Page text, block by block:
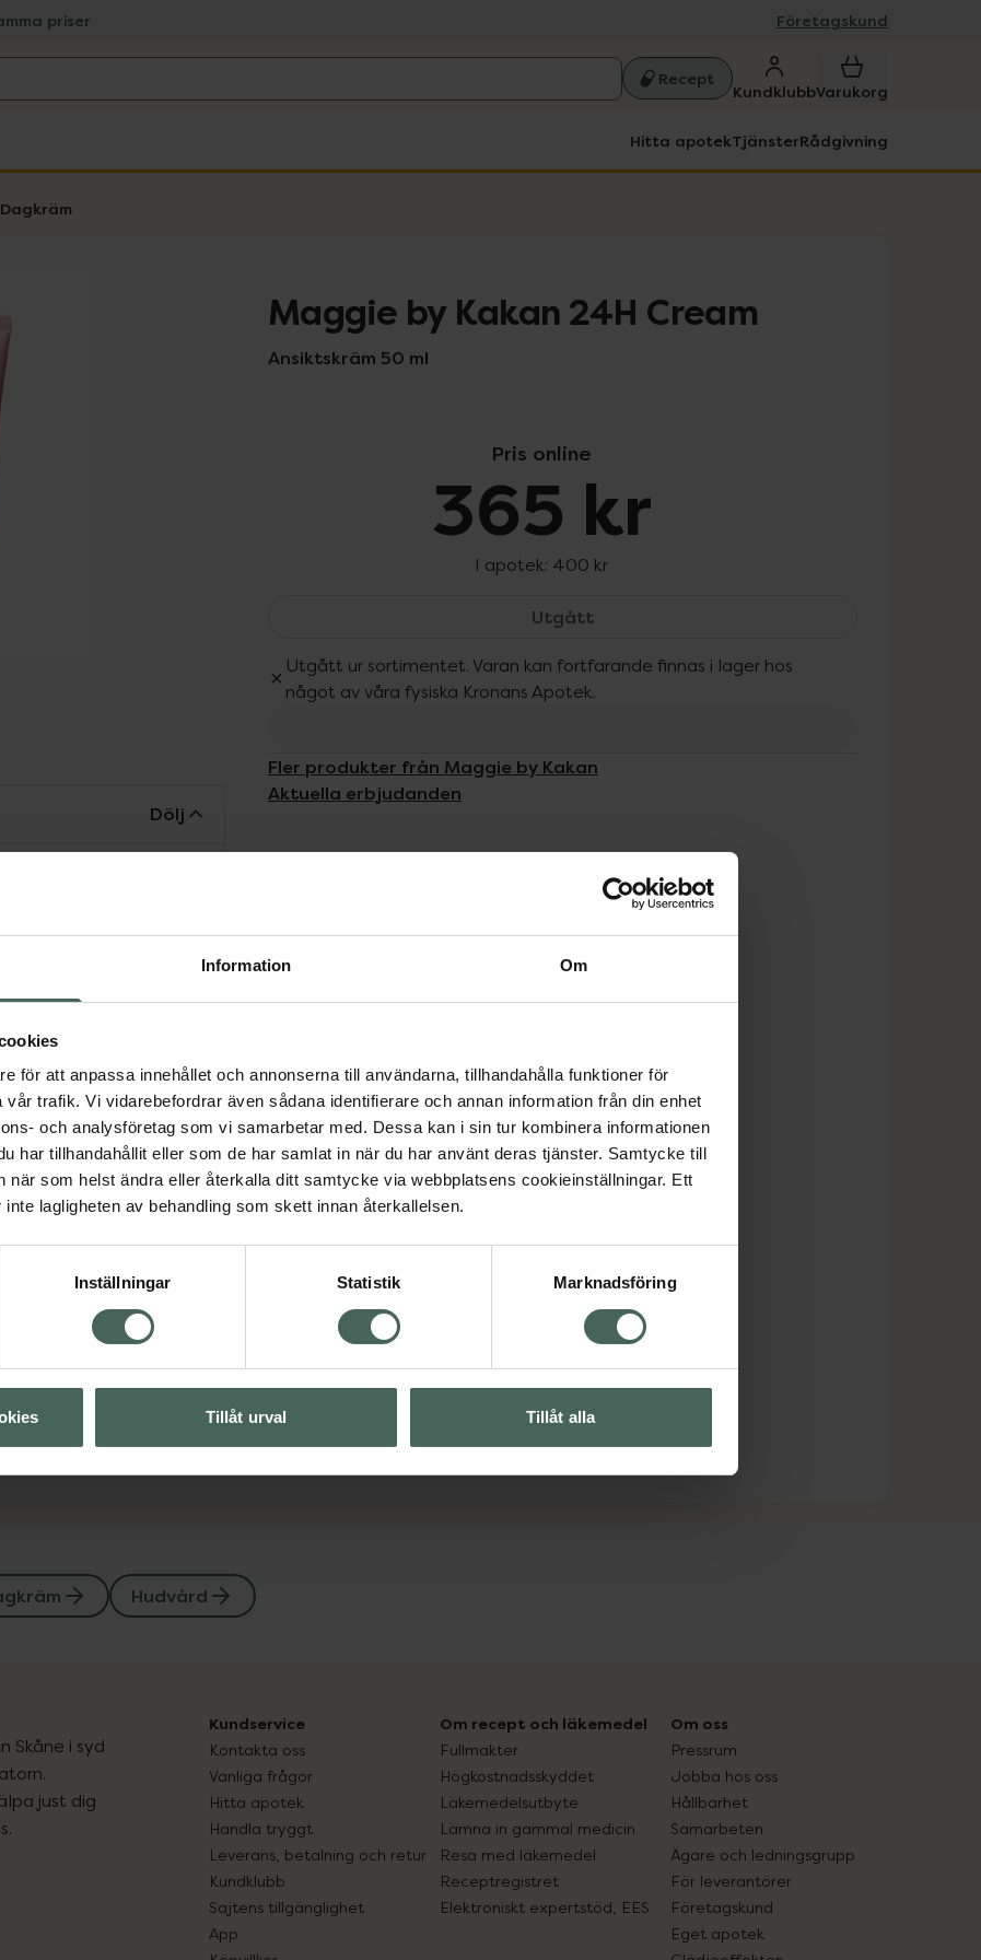
Information Om
för att anpassa innehållet och annonserna till användarna, tillhandahålla funktioner för
trafik. Vi vidarebefordrar även sådana identifierare och annan information från din enhet
och analysföretag som vi samarbetar med. Dessa kan i sin tur kombinera informationen
har tillhandahållit eller som de har samlat in när du har använt deras tjänster. Samtycke till
när som helst ändra eller återkalla ditt samtycke via webbplatsens cookieinställningar. Ett
lagligheten av behandling som skett innan återkallelsen.
Inställningar Statistik Marknadsföring
Tillåt urval Tillåt alla
priser Företagskund
Recept
KundklubbVarukorg
Hitta apotekTjänsterRådgivning
Dagkräm
Maggie by Kakan 24H Cream
Ansiktskräm 50 ml
Pris online
365 kr
I apotek: 400 kr
UtgåttMaggie by Kakan 24H Cream, 365 kr.
Utgått ur sortimentet. Varan kan fortfarande finnas i lager hos
något av våra fysiska Kronans Apotek.
Fler produkter från Maggie by Kakan
Aktuella erbjudanden
Dölj
flera nivåer. Med en
blir huden
Krämen ger en
effektivt bevarar din
hjälp av ceramider
även en känslig hud.
glycerin, squalane,
kokosfruktextrakt.
Visa
Hudvård
Skåne i syd
just dig
Kundservice
Kontakta oss
Vanliga frågor
Hitta apotek
Handla tryggt
Leverans, betalning och retur
Kundklubb
Sajtens tillgänglighet
App
Om recept och läkemedel
Fullmakter
Högkostnadsskyddet
Läkemedelsutbyte
Lämna in gammal medicin
Resa med läkemedel
Receptregistret
Elektroniskt expertstöd, EES
Om oss
Pressrum
Jobba hos oss
Hållbarhet
Samarbeten
Ägare och ledningsgrupp
För leverantörer
Företagskund
Eget apotek